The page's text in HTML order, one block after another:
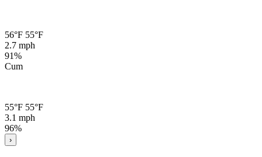
56°F 55°F
2.7 mph
91%
Cum
55°F 55°F
3.1 mph
96%
›